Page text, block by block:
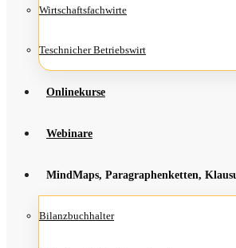
Wirt­schafts­fach­wir­te
Teschni­cher Betriebswirt
Online­kur­se
Web­i­na­re
Mind­Maps, Para­gra­phen­ket­ten,
Bilanz­buch­hal­ter